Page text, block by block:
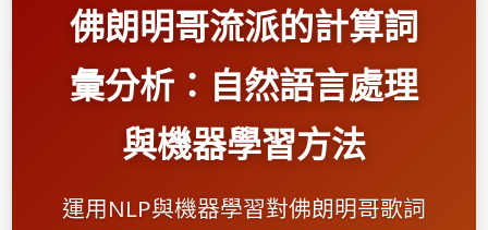
佛朗明哥流派的計算詞
彙分析：自然語言處理
與機器學習方法
運用NLP與機器學習對佛朗明哥歌詞